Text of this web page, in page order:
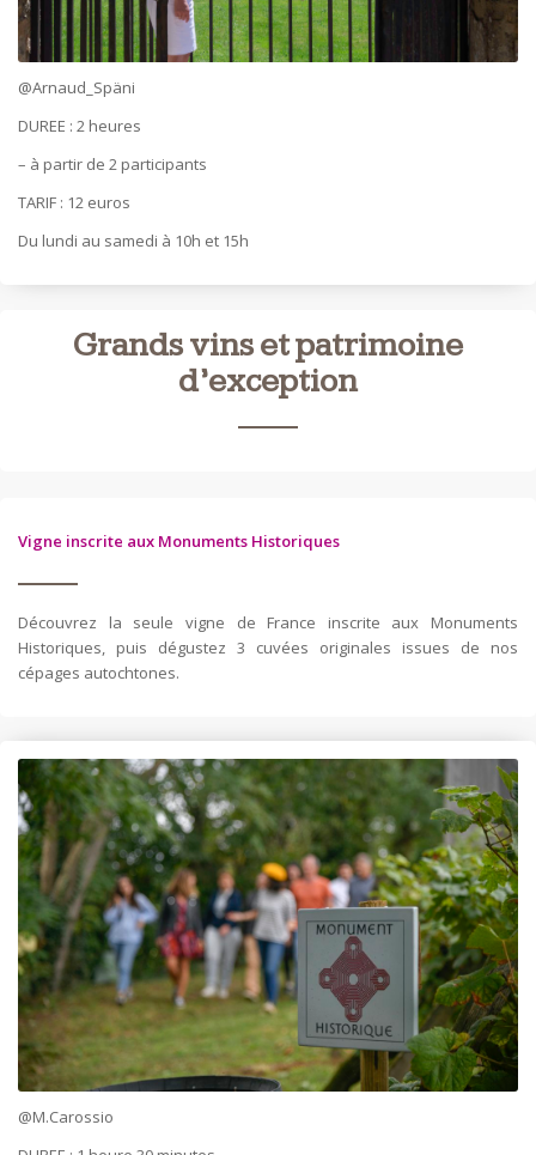
@Arnaud_Späni
DUREE : 2 heures
– à partir de 2 participants
TARIF : 12 euros
Du lundi au samedi à 10h et 15h
Grands vins et patrimoine
d’exception
Vigne inscrite aux Monuments Historiques
Découvrez la seule vigne de France inscrite aux Monuments
Historiques, puis dégustez 3 cuvées originales issues de nos
cépages autochtones.
@M.Carossio